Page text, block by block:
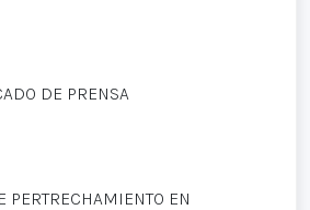
DE PRENSA
PERTRECHAMIENTO EN